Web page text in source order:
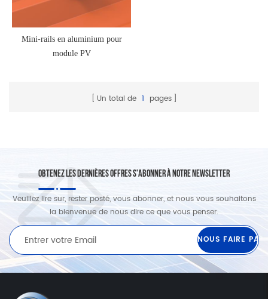
Mini-rails en aluminium pour
module PV
Un total de 1 pages
OBTENEZ LES DERNIÈRES OFFRES S'ABONNER À NOTRE NEWSLETTER
Veuillez lire sur, rester posté, vous abonner, et nous vous souhaitons
la bienvenue de nous dire ce que vous penser.